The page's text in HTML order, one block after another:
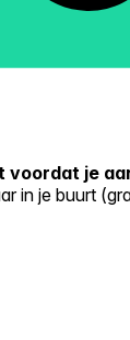
voordat je
in je buurt